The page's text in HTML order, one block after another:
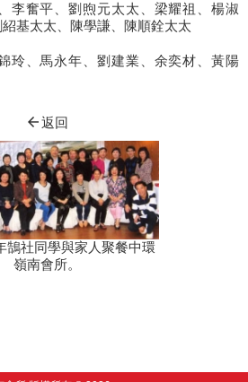
李奮平、劉煦元太太、梁耀祖、楊淑
基太太、陳學謙、陳順銓太太
玲、馬永年、劉建業、余奕材、黃陽
arrow_back返回
鵠社同學與家人聚餐中環
嶺南會所。